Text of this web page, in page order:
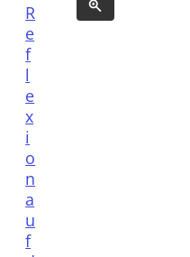
R
e
f
l
e
x
i
o
n
a
u
f